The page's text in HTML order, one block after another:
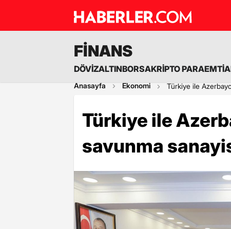
FİNANS
DÖVİZALTINBORSAKRİPTO PARAEMTİA
Anasayfa Ekonomi Türkiye ile
Türkiye ile
savunma